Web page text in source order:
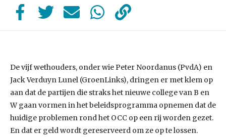
De vijf wethouders, onder wie Peter Noordanus (PvdA) en
Jack Verduyn Lunel (GroenLinks), dringen er met klem op
aan dat de partijen die straks het nieuwe college van B en
W gaan vormen in het beleidsprogramma opnemen dat de
huidige problemen rond het OCC op een rij worden gezet.
En dat er geld wordt gereserveerd om ze op te lossen.